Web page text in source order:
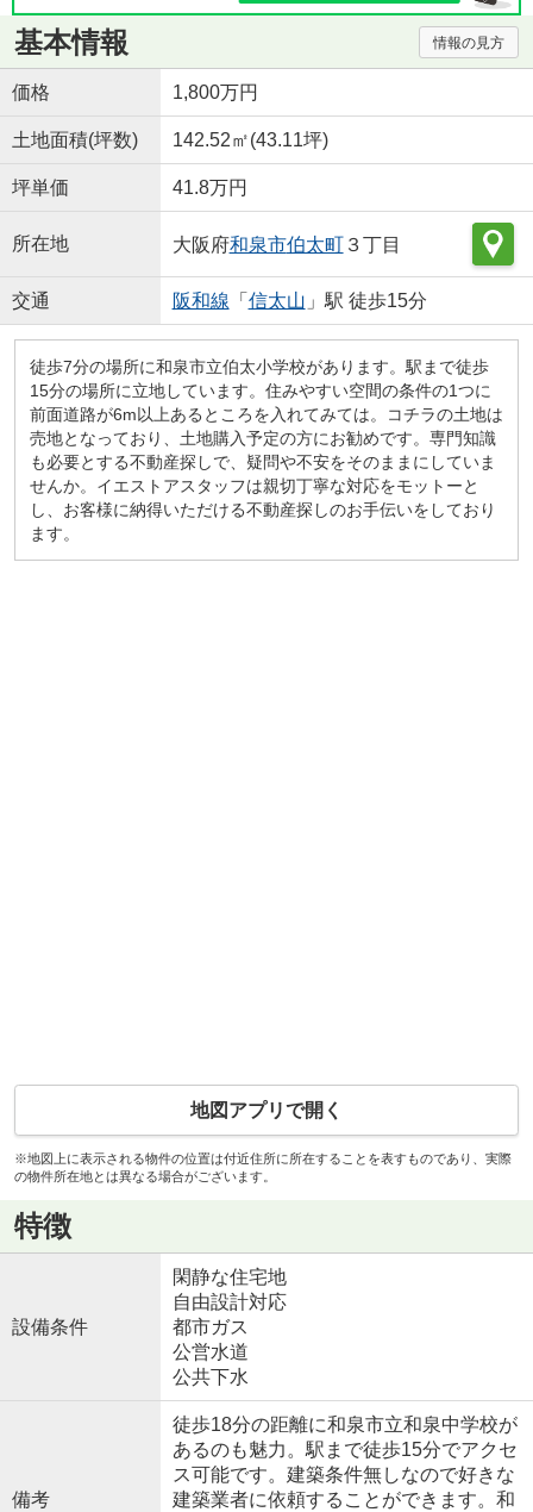
基本情報 情報の見方
価格 1,800万円
土地面積(坪数) 142.52㎡(43.11坪)
坪単価 41.8万円
所在地 大阪府和泉市伯太町３丁目
交通 阪和線 「 信太山 」駅 徒歩15分
徒歩7分の場所に和泉市立伯太小学校があります。駅まで徒歩
15分の場所に立地しています。住みやすい空間の条件の1つに
前面道路が6m以上あるところを入れてみては。コチラの土地は
売地となっており、土地購入予定の方にお勧めです。専門知識
も必要とする不動産探しで、疑問や不安をそのままにしていま
せんか。イエストアスタッフは親切丁寧な対応をモットーと
し、お客様に納得いただける不動産探しのお手伝いをしており
ます。
地図アプリで開く
※地図上に表示される物件の位置は付近住所に所在することを表すものであり、実際
の物件所在地とは異なる場合がございます。
特徴
設備条件
閑静な住宅地
自由設計対応
都市ガス
公営水道
公共下水
備考
徒歩18分の距離に和泉市立和泉中学校が
あるのも魅力。駅まで徒歩15分でアクセ
ス可能です。建築条件無しなので好きな
建築業者に依頼することができます。和